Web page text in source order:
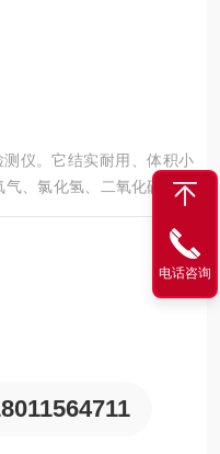
仪。它结实耐用、体积小
、氯化氢、二氧化硫、一
电话咨询